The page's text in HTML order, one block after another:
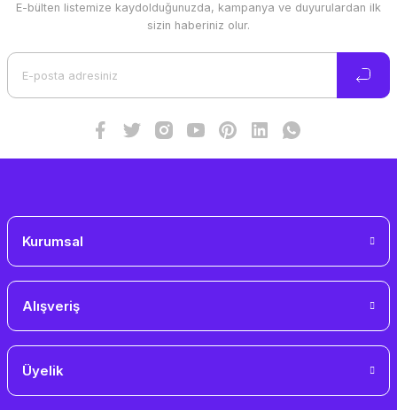
Ürün resmi kalitesiz, bozuk veya görüntülenemiyor.
E-bülten listemize kaydolduğunuzda, kampanya ve duyurulardan ilk
sizin haberiniz olur.
Kurumsal
Alışveriş
Üyelik